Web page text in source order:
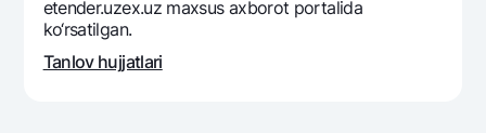
Qidirish
Foydali havolalar
etender.uzex.uz maxsus axborot portalida
ko‘rsatilgan.
Tanlov hujjatlari